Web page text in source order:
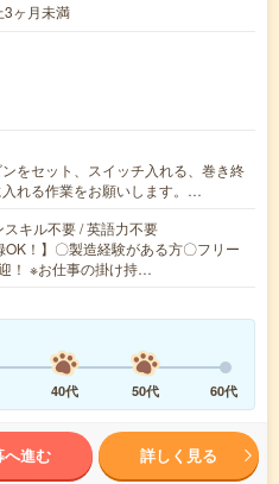
ヶ月未満
をセット、スイッチ入れる、巻き終
れる作業をお願いします。…
キル不要 / 英語力不要
OK！】〇製造経験がある方〇フリー
！ ※お仕事の掛け持…
40代 50代 60代
へ進む 詳しく見る